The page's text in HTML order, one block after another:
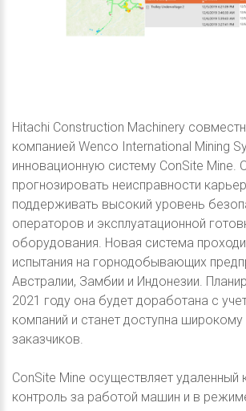
Hitachi Construction Machinery
компанией Wenco International Mining
инновационную систему ConSite Mine.
прогнозировать неисправности
поддерживать высокий уровень
операторов и эксплуатационной
оборудования. Новая система
испытания на горнодобывающих
Австралии, Замбии и Индонезии.
2021 году она будет доработана с
компаний и станет доступна широкому
заказчиков.
ConSite Mine осуществляет удаленный
контроль за работой машин и в